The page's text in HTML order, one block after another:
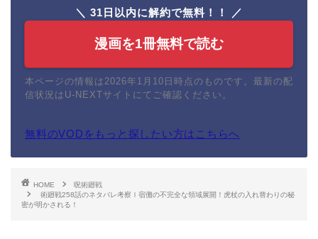
＼ 31日以内に解約で無料！！ ／
漫画を1冊無料で読む
本ページの情報は2026年1月10日時点のものです。最新の配
信状況はU-NEXTサイトにてご確認ください。
無料のVODをもっと探したい方はこちらへ
HOME
呪術廻戦
術廻戦258話のネタバレ考察ｌ宿儺の不完全な領域展開！虎杖の入れ替わりの秘
密が明かされる！